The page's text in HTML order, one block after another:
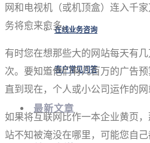
在线业务咨询
客户常见问答
最新文章
网和电视机（或机顶盒）连入千
务将愈来愈多。
有时您在想那些大的网站每天有
次。要知道他们有几百万的广告预
直到现在，个人或小公司运作的网
如果将互联网比作一本企业黄页
站不知被淹没在哪里，可能您自